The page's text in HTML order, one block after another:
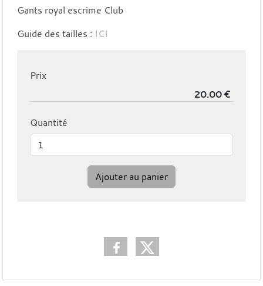
Gants royal escrime Club
Guide des tailles : ICI
Prix
Quantité
Ajouter au panier